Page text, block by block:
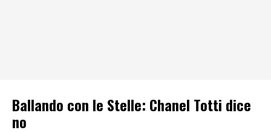
Ballando con le Stelle: Chanel Totti dice
no